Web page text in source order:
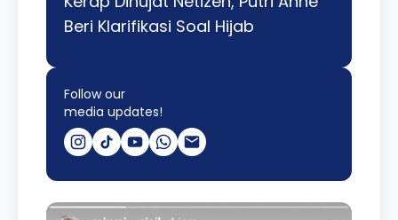
Beri Klarifikasi Soal Hijab
Follow our
media updates!